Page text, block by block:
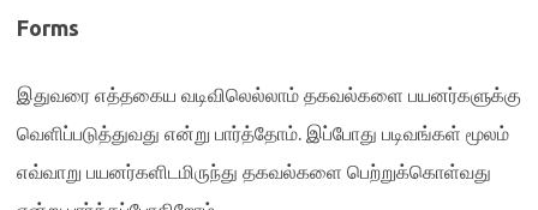
Forms
இதுவரை எத்தகைய வடிவிலெல்லாம் தகவல்களை பயனர்களுக்கு
வெளிப்படுத்துவது என்று பார்த்தோம். இப்போது படிவங்கள் மூலம்
எவ்வாறு பயனர்களிடமிருந்து தகவல்களை பெற்றுக்கொள்வது